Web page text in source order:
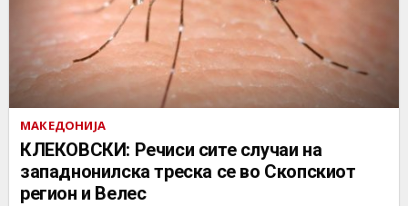
МАКЕДОНИЈА
КЛЕКОВСКИ: Речиси сите случаи на
западнонилска треска се во Скопскиот
регион и Велес